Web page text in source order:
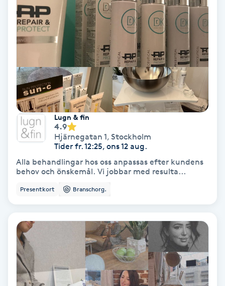
Tandläkare
Tatuering
Tatueringsborttagning
Terapi
Thaimassage
Torrborstning
Triggerpunktsmassage
Trådning
Lugn & fin
4.9
Hjärnegatan 1, Stockholm
Tider fr. 12:25, ons 12 aug.
Alla behandlingar hos oss anpassas efter kundens
behov och önskemål. Vi jobbar med resulta...
Presentkort Branschorg.